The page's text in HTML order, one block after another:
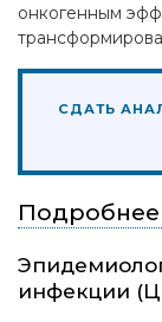
онкогенным
СДАТЬ
инфекции